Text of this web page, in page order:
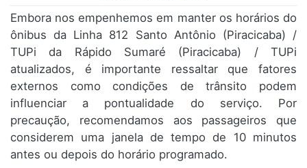
Embora nos empenhemos em manter os horários do
ônibus da Linha 812 Santo Antônio (Piracicaba) /
TUPi da Rápido Sumaré (Piracicaba) / TUPi
atualizados, é importante ressaltar que fatores
externos como condições de trânsito podem
influenciar a pontualidade do serviço. Por
precaução, recomendamos aos passageiros que
considerem uma janela de tempo de 10 minutos
antes ou depois do horário programado.